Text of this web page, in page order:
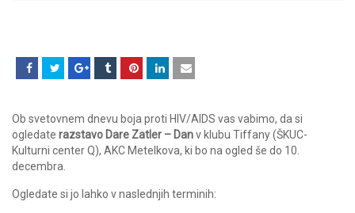
Ob svetovnem dnevu boja proti HIV/AIDS vas vabimo, da si
ogledate razstavo Dare Zatler – Danv klubu Tiffany (ŠKUC-
Kulturni center Q), AKC Metelkova, ki bo na ogled še do 10.
decembra.
Ogledate si jo lahko v naslednjih terminih: